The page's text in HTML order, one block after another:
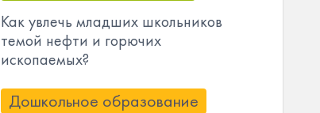
Как увлечь младших школьников
темой нефти и горючих
ископаемых?
Дошкольное образование